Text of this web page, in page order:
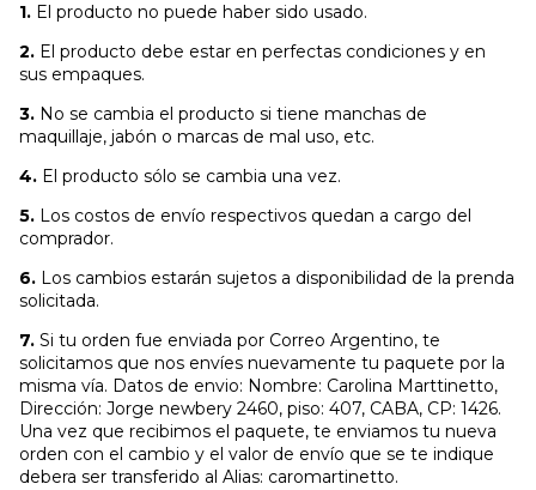
1. El producto no puede haber sido usado.
2. El producto debe estar en perfectas condiciones y en
sus empaques.
3. No se cambia el producto si tiene manchas de
maquillaje, jabón o marcas de mal uso, etc.
4. El producto sólo se cambia una vez.
5. Los costos de envío respectivos quedan a cargo del
comprador.
6. Los cambios estarán sujetos a disponibilidad de la prenda
solicitada.
7. Si tu orden fue enviada por Correo Argentino, te
solicitamos que nos envíes nuevamente tu paquete por la
misma vía. Datos de envio: Nombre: Carolina Marttinetto,
Dirección: Jorge newbery 2460, piso: 407, CABA, CP: 1426.
Una vez que recibimos el paquete, te enviamos tu nueva
orden con el cambio y el valor de envío que se te indique
debera ser transferido al Alias: caromartinetto.